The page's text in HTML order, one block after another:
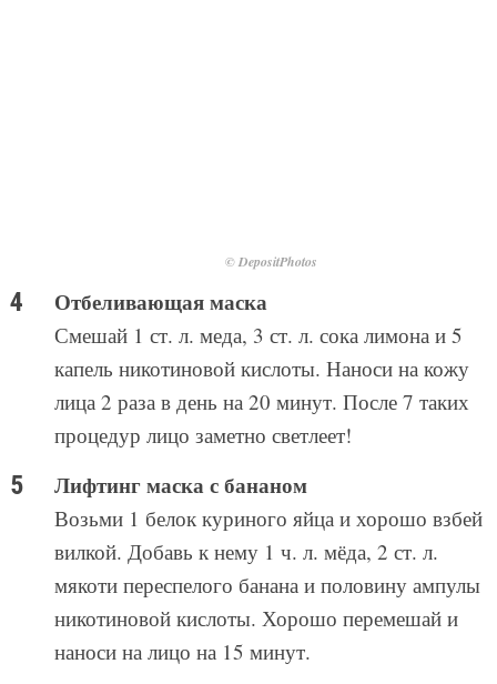
© DepositPhotos
Отбеливающая маска
Смешай 1 ст. л. меда, 3 ст. л. сока лимона и 5
капель никотиновой кислоты. Наноси на кожу
лица 2 раза в день на 20 минут. После 7 таких
процедур лицо заметно светлеет!
Лифтинг маска с бананом
Возьми 1 белок куриного яйца и хорошо взбей
вилкой. Добавь к нему 1 ч. л. мёда, 2 ст. л.
мякоти переспелого банана и половину ампулы
никотиновой кислоты. Хорошо перемешай и
наноси на лицо на 15 минут.